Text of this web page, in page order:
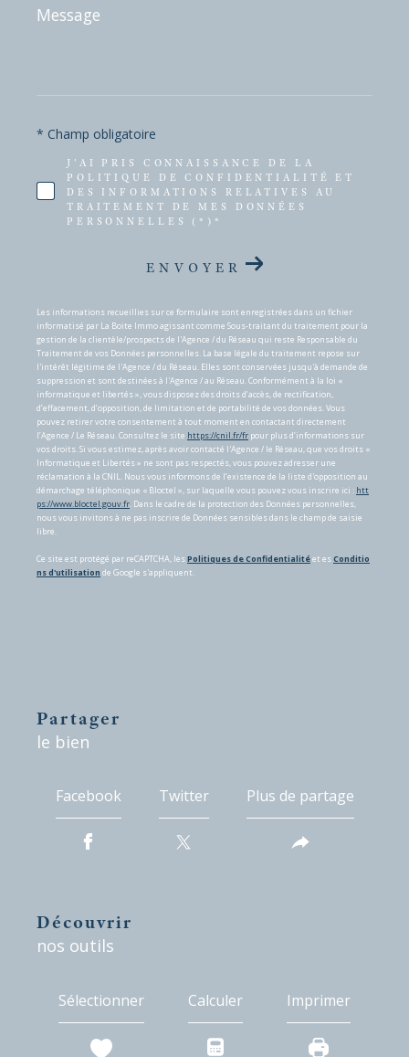
Message
*
J'AI PRIS CONNAISSANCE DE LA
POLITIQUE DE CONFIDENTIALITÉ ET
DES INFORMATIONS RELATIVES AU
TRAITEMENT DE MES DONNÉES
PERSONNELLES (*)*
* Champ obligatoire
ENVOYER
Les informations recueillies sur ce formulaire sont enregistrées dans un fichier
informatisé par La Boite Immo agissant comme Sous-traitant du traitement pour la
gestion de la clientèle/prospects de l'Agence / du Réseau qui reste Responsable du
Traitement de vos Données personnelles. La base légale du traitement repose sur
l'intérêt légitime de l'Agence / du Réseau. Elles sont conservées jusqu'à demande de
suppression et sont destinées à l'Agence / au Réseau. Conformément à la loi «
informatique et libertés », vous disposez des droits d’accès, de rectification,
d’effacement, d’opposition, de limitation et de portabilité de vos données. Vous
pouvez retirer votre consentement à tout moment en contactant directement
l’Agence / Le Réseau. Consultez le site https://cnil.fr/fr pour plus d’informations sur
vos droits. Si vous estimez, après avoir contacté l'Agence / le Réseau, que vos droits «
Informatique et Libertés » ne sont pas respectés, vous pouvez adresser une
réclamation à la CNIL. Nous vous informons de l’existence de la liste d'opposition au
démarchage téléphonique « Bloctel », sur laquelle vous pouvez vous inscrire ici : htt
ps://www.bloctel.gouv.fr. Dans le cadre de la protection des Données personnelles,
nous vous invitons à ne pas inscrire de Données sensibles dans le champ de saisie
libre.
Ce site est protégé par reCAPTCHA, lesPolitiques de Confidentialitéet esConditio
ns d'utilisation de Google s'appliquent.
partager
le bien
Facebook Twitter Plus de partage
découvrir
nos outils
Sélectionner Calculer Imprimer